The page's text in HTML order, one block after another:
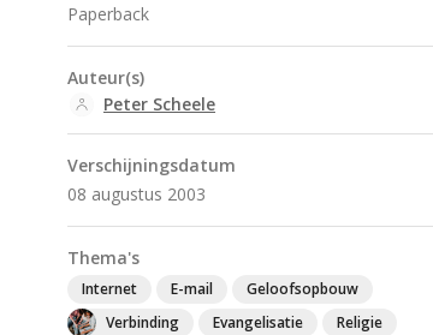
Paperback
Auteur(s)
Peter Scheele
Verschijningsdatum
08 augustus 2003
Thema's
Internet E-mail
Geloofsopbouw
Verbinding
Evangelisatie Religie